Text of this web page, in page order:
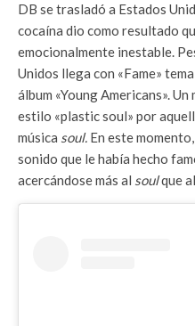
DB se trasladó a Estados
cocaína dio como resultado
emocionalmente inestable.
Unidos llega con «Fame»
álbum «Young Americans».
estilo «plastic soul» por
música soul. En este
sonido que le había hecho
acercándose más al soulque